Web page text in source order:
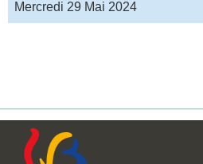
Mercredi 29 Mai 2024